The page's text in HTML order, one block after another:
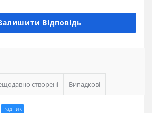
Відповідь
створені Випадкові
Радник